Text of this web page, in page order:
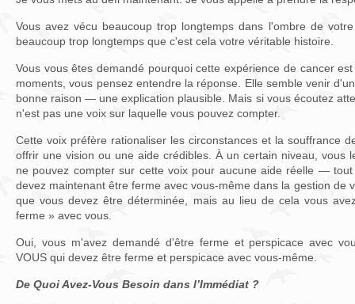
Vous avez vécu beaucoup trop longtemps dans l'ombre de
beaucoup trop longtemps que c'est cela votre véritable histoire.
Vous vous êtes demandé pourquoi cette expérience de cancer
moments, vous pensez entendre la réponse. Elle semble venir
bonne raison — une explication plausible. Mais si vous écoutez
n'est pas une voix sur laquelle vous pouvez compter.
Cette voix préfère rationaliser les circonstances et la souffrance
offrir une vision ou une aide crédibles. À un certain niveau, vous
ne pouvez compter sur cette voix pour aucune aide réelle —
devez maintenant être ferme avec vous-même dans la gestion de
que vous devez être déterminée, mais au lieu de cela vous
ferme » avec vous.
Oui, vous m'avez demandé d'être ferme et perspicace avec
VOUS qui devez être ferme et perspicace avec vous-même.
De Quoi Avez-Vous Besoin dans l’Immédiat ?